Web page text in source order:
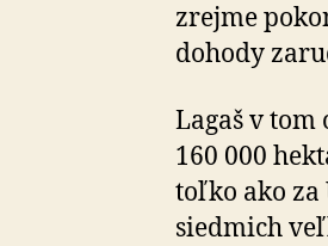
zrejme
dohody
Lagaš v
160 000
toľko ako za
siedmich